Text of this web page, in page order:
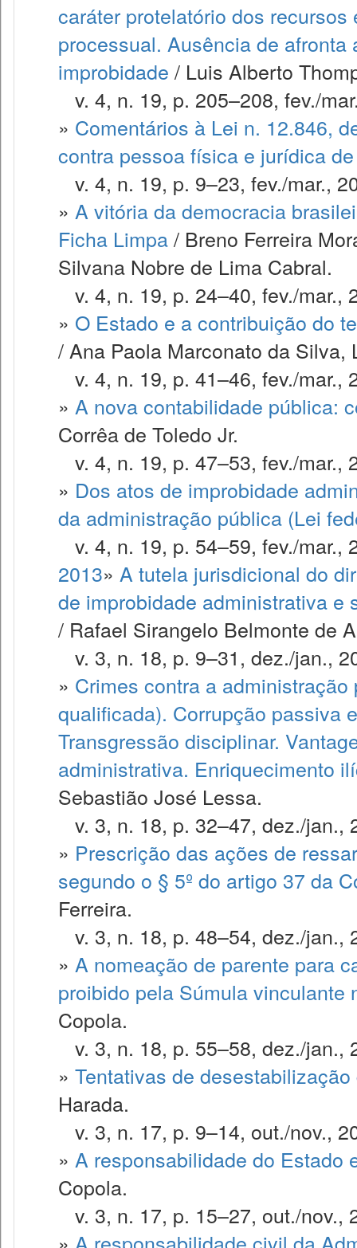
caráter protelatório dos
processual. Ausência de
improbidade / Luis Alberto
v. 4, n. 19, p. 205–208, fev./
» Comentários à Lei n. 12.846,
contra pessoa física e jurídica
v. 4, n. 19, p. 9–23, fev./mar.,
» A vitória da democracia
Ficha Limpa/ Breno Ferreira
Silvana Nobre de Lima Cabral.
v. 4, n. 19, p. 24–40, fev./mar.,
» O Estado e a contribuição do
/ Ana Paola Marconato da
v. 4, n. 19, p. 41–46, fev./mar.,
» A nova contabilidade pública:
Corrêa de Toledo Jr.
v. 4, n. 19, p. 47–53, fev./mar.,
» Dos atos de improbidade
da administração pública (Lei
v. 4, n. 19, p. 54–59, fev./mar.,
2013» A tutela jurisdicional do
de improbidade administrativa e
/ Rafael Sirangelo Belmonte de
v. 3, n. 18, p. 9–31, dez./jan.,
» Crimes contra a
qualificada). Corrupção passiva
Transgressão disciplinar.
administrativa. Enriquecimento
Sebastião José Lessa.
v. 3, n. 18, p. 32–47, dez./jan.,
» Prescrição das ações de
segundo o § 5º do artigo 37 da
Ferreira.
v. 3, n. 18, p. 48–54, dez./jan.,
» A nomeação de parente para
proibido pela Súmula vinculante
Copola.
v. 3, n. 18, p. 55–58, dez./jan.,
» Tentativas de
Harada.
v. 3, n. 17, p. 9–14, out./nov.,
» A responsabilidade do Estado
Copola.
v. 3, n. 17, p. 15–27, out./nov.,